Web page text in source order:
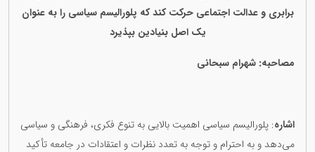
برابری و عدالت اجتماعی حرکت کند که پلورالیسم سیاسی را به عنوان
یک اصل بنیادین بپذیرد
مصاحبە: شهرام سبحانی
اشارە: پلورالیسم سیاسی اهمیت بالایی به تنوع فکری، فرهنگی و سیاسی
می‌دهد و به احترام و توجه به تعدد نظرات و اعتقادات در جامعه تأکید